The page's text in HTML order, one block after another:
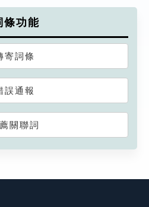
條功能
寄詞條
誤通報
關聯詞